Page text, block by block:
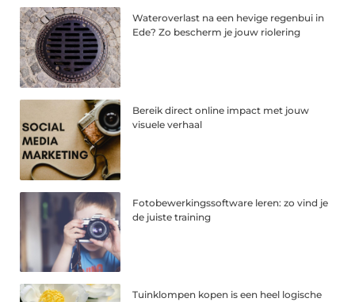
Wateroverlast na een hevige regenbui in
Ede? Zo bescherm je jouw riolering
Bereik direct online impact met jouw
visuele verhaal
Fotobewerkingssoftware leren: zo vind je
de juiste training
Tuinklompen kopen is een heel logische